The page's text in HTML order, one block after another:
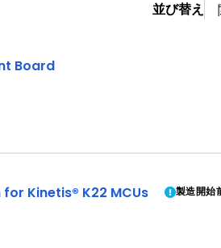
並び替え
Board
Kinetis® K22 MCUs 製造開始